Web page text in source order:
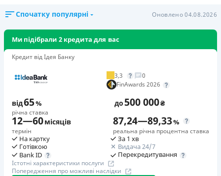
Спочатку популярні Оновлено 04.08.2026
Ми підібрали 2 кредита для вас
Кредит від Ідея Банку
3,3
0
FinAwards 2026
від65%
річна ставка
до500 000₴
12—60місяців
термін
87,24—89,33%
реальна річна процентна ставка
На картку
Готівкою
Bank ID
За 1 хв
Видача 24/7
Перекредитування
Істотні характеристики послуги
Попередження про можливі наслідки